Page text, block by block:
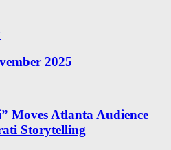
2025
Moves Atlanta Audience
Storytelling